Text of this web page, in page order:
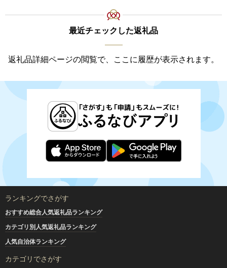
最近チェックした返礼品
返礼品詳細ページの閲覧で、ここに履歴が表示されます。
ランキングでさがす
おすすめ総合人気返礼品ランキング
カテゴリ別人気返礼品ランキング
人気自治体ランキング
カテゴリでさがす